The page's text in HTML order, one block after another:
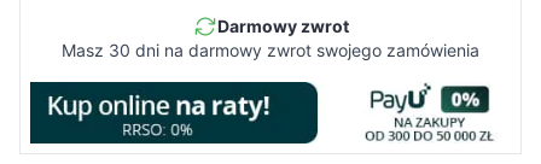
Darmowy zwrot
Masz 30 dni na darmowy zwrot swojego zamówienia